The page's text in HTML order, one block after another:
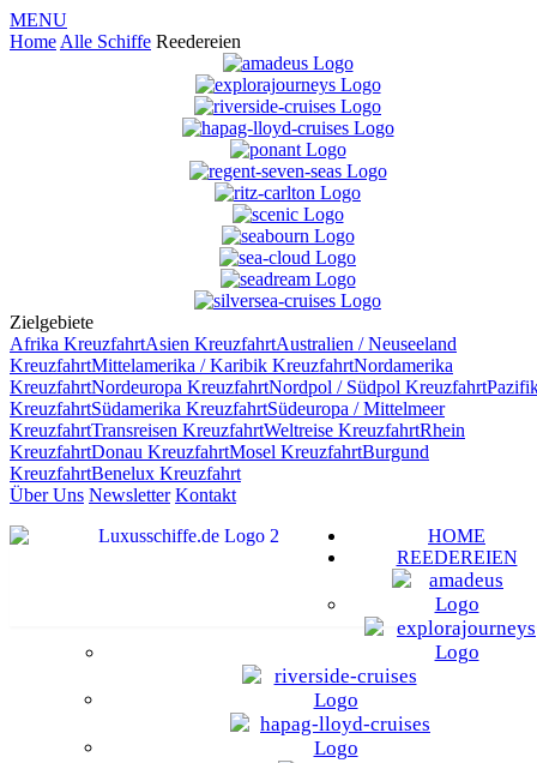
MENU
Home Alle Schiffe Reedereien
Zielgebiete
Afrika KreuzfahrtAsien KreuzfahrtAustralien / Neuseeland
KreuzfahrtMittelamerika / Karibik KreuzfahrtNordamerika
KreuzfahrtNordeuropa KreuzfahrtNordpol / Südpol Kreuzfahrt
KreuzfahrtSüdamerika KreuzfahrtSüdeuropa / Mittelmeer
KreuzfahrtTransreisen KreuzfahrtWeltreise KreuzfahrtRhein
KreuzfahrtDonau KreuzfahrtMosel KreuzfahrtBurgund
KreuzfahrtBenelux Kreuzfahrt
Über Uns Newsletter Kontakt
HOME
REEDEREIEN